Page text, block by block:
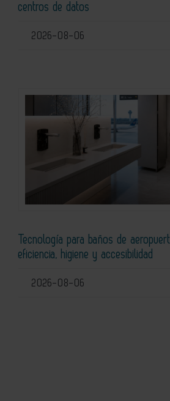
centros de datos
2026-08-06
Tecnología para baños de
eficiencia, higiene y accesibilidad
2026-08-06